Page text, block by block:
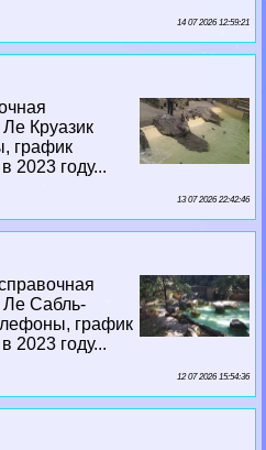
14 07 2026 12:59:21
Круазик
график
2023 году...
13 07 2026 22:42:46
Ле Сабль-
график
2023 году...
12 07 2026 15:54:36